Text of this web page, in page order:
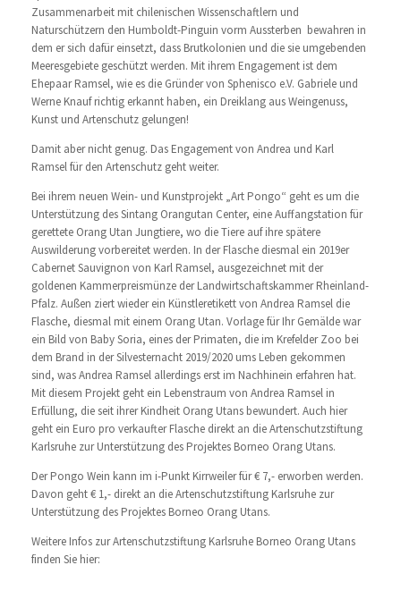
Zusammenarbeit mit chilenischen Wissenschaftlern und
Naturschützern den Humboldt-Pinguin vorm Aussterben bewahren in
dem er sich dafür einsetzt, dass Brutkolonien und die sie umgebenden
Meeresgebiete geschützt werden. Mit ihrem Engagement ist dem
Ehepaar Ramsel, wie es die Gründer von Sphenisco e.V. Gabriele und
Werne Knauf richtig erkannt haben, ein Dreiklang aus Weingenuss,
Kunst und Artenschutz gelungen!
Damit aber nicht genug. Das Engagement von Andrea und Karl
Ramsel für den Artenschutz geht weiter.
Bei ihrem neuen Wein- und Kunstprojekt „Art Pongo“ geht es um die
Unterstützung des Sintang Orangutan Center, eine Auffangstation für
gerettete Orang Utan Jungtiere, wo die Tiere auf ihre spätere
Auswilderung vorbereitet werden. In der Flasche diesmal ein 2019er
Cabernet Sauvignon von Karl Ramsel, ausgezeichnet mit der
goldenen Kammerpreismünze der Landwirtschaftskammer Rheinland-
Pfalz. Außen ziert wieder ein Künstleretikett von Andrea Ramsel die
Flasche, diesmal mit einem Orang Utan. Vorlage für Ihr Gemälde war
ein Bild von Baby Soria, eines der Primaten, die im Krefelder Zoo bei
dem Brand in der Silvesternacht 2019/2020 ums Leben gekommen
sind, was Andrea Ramsel allerdings erst im Nachhinein erfahren hat.
Mit diesem Projekt geht ein Lebenstraum von Andrea Ramsel in
Erfüllung, die seit ihrer Kindheit Orang Utans bewundert. Auch hier
geht ein Euro pro verkaufter Flasche direkt an die Artenschutzstiftung
Karlsruhe zur Unterstützung des Projektes Borneo Orang Utans.
Der Pongo Wein kann im i-Punkt Kirrweiler für € 7,- erworben werden.
Davon geht € 1,- direkt an die Artenschutzstiftung Karlsruhe zur
Unterstützung des Projektes Borneo Orang Utans.
Weitere Infos zur Artenschutzstiftung Karlsruhe Borneo Orang Utans
finden Sie hier: